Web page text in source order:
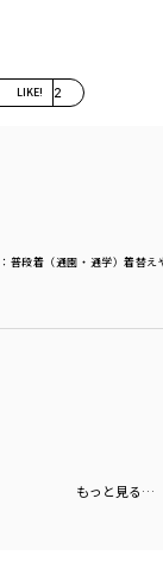
LIKE! 2
：普段着（通園・通学）着替え
もっと見る…